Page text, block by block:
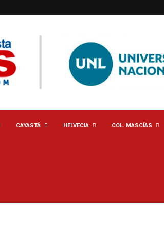
CAYASTÁ HELVECIA COL. MASCÍAS